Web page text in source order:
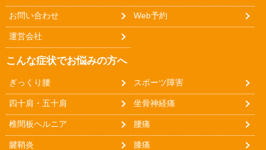
お問い合わせ Web予約
運営会社
こんな症状でお悩みの方へ
ぎっくり腰 スポーツ障害
四十肩・五十肩 坐骨神経痛
椎間板ヘルニア 腰痛
腱鞘炎 膝痛